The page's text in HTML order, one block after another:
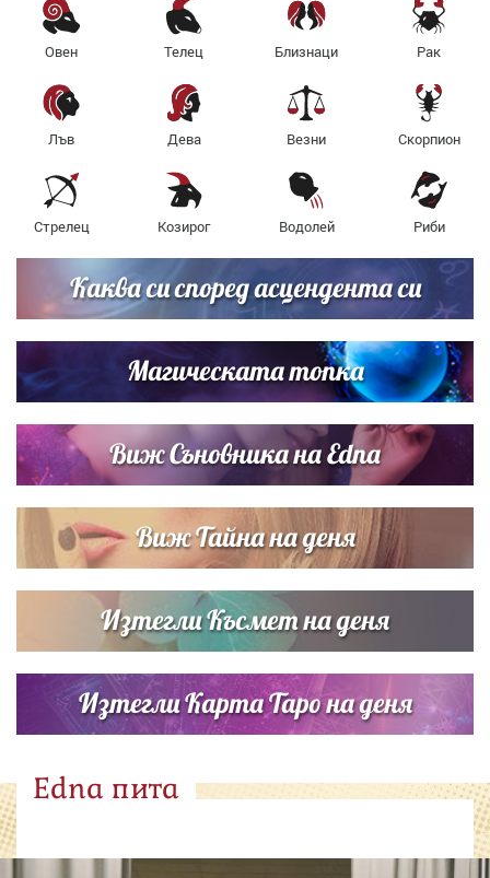
Овен Телец Близнаци Рак
Лъв Дева Везни Скорпион
Стрелец Козирог Водолей Риби
Каква си според асцендента си
Магическата топка
Виж Съновника на Edna
Виж Тайна на деня
Изтегли Късмет на деня
Изтегли Карта Таро на деня
Edna пита